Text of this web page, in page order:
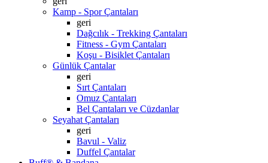
Kamp - Spor Çantaları
geri
Dağcılık - Trekking Çantaları
Fitness - Gym Çantaları
Koşu - Bisiklet Çantaları
Günlük Çantalar
geri
Sırt Çantaları
Omuz Çantaları
Bel Çantaları ve Cüzdanlar
Seyahat Çantaları
geri
Bavul - Valiz
Duffel Çantalar